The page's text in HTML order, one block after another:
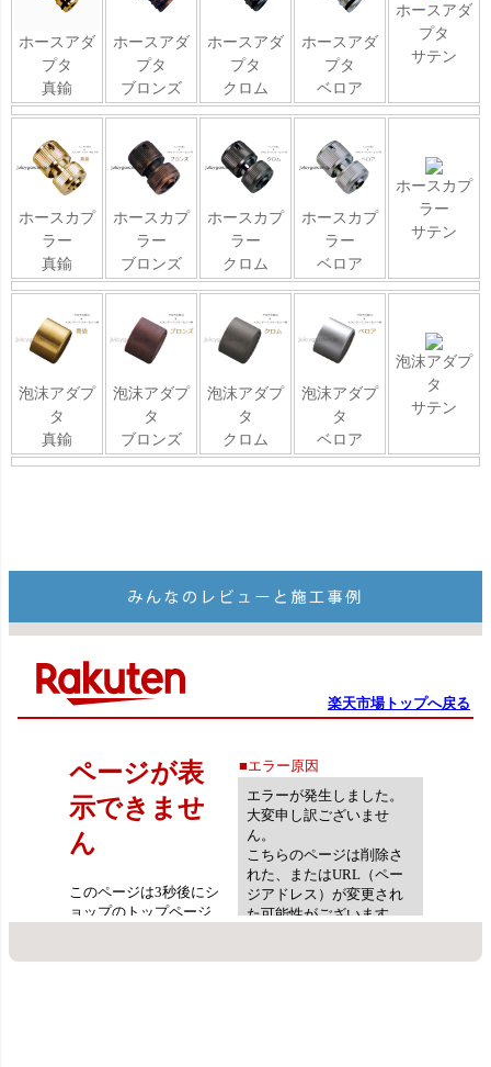
ホースアダ
プタ
真鍮
ホースアダ
プタ
ブロンズ
ホースアダ
プタ
クロム
ホースアダ
プタ
ベロア
ホースアダ
プタ
サテン
ホースカプ
ラー
真鍮
ホースカプ
ラー
ブロンズ
ホースカプ
ラー
クロム
ホースカプ
ラー
ベロア
ホースカプ
ラー
サテン
泡沫アダプ
タ
真鍮
泡沫アダプ
タ
ブロンズ
泡沫アダプ
タ
クロム
泡沫アダプ
タ
ベロア
泡沫アダプ
タ
サテン